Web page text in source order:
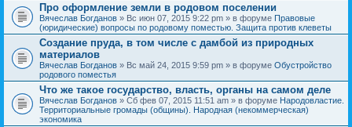
Про оформление земли в родовом поселении
Вячеслав Богданов » Вс июн 07, 2015 9:22 pm » в форуме Правовые
(юридические) вопросы по родовому поместью. Защита против клеветы
Создание пруда, в том числе с дамбой из природных
материалов
Вячеслав Богданов » Вс май 24, 2015 9:59 pm » в форуме Обустройство
родового поместья
Что же такое государство, власть, органы на самом деле
Вячеслав Богданов » Сб фев 07, 2015 11:51 am » в форуме Народовластие.
Территориальные громады (общины). Народная (некоммерческая)
экономика